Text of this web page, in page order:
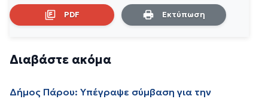
PDF Εκτύπωση
Διαβάστε ακόμα
Δήμος Πάρου: Υπέγραψε σύμβαση για την